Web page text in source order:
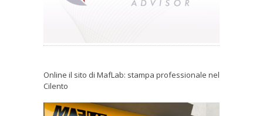
Online il sito di MafLab: stampa professionale nel
Cilento